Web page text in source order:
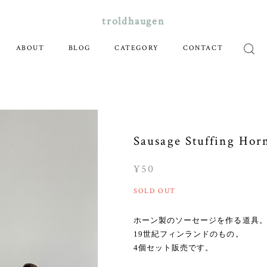
troldhaugen
ABOUT BLOG CATEGORY CONTACT
Sausage Stuffing
¥50
SOLD OUT
ホーン製のソーセージを作る道具。
19世紀フィンランドのもの。
4個セット販売です。